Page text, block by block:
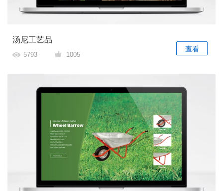
汤尼工艺品
5793 1005
查看